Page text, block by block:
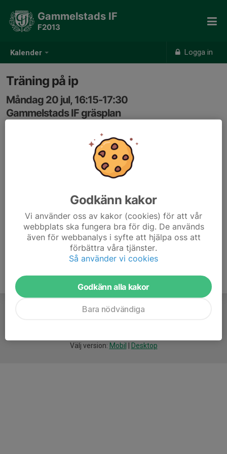
Kalender Logga in
Gammelstads IF
F2013
Träning på ip
Måndag 20 jul, 16:15-17:30
Gammelstads IF gräsplan
Välj version: Mobil Desktop
Godkänn kakor
Vi använder oss av kakor (cookies) för att vår
webbplats ska fungera bra för dig. De används
även för webbanalys i syfte att hjälpa oss att
förbättra våra tjänster.
Så använder vi cookies
Godkänn alla kakor
Bara nödvändiga